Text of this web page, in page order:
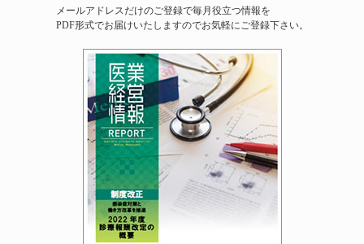
メールアドレスだけのご登録で毎月役立つ情報を
PDF形式でお届けいたしますのでお気軽にご登録下さい。